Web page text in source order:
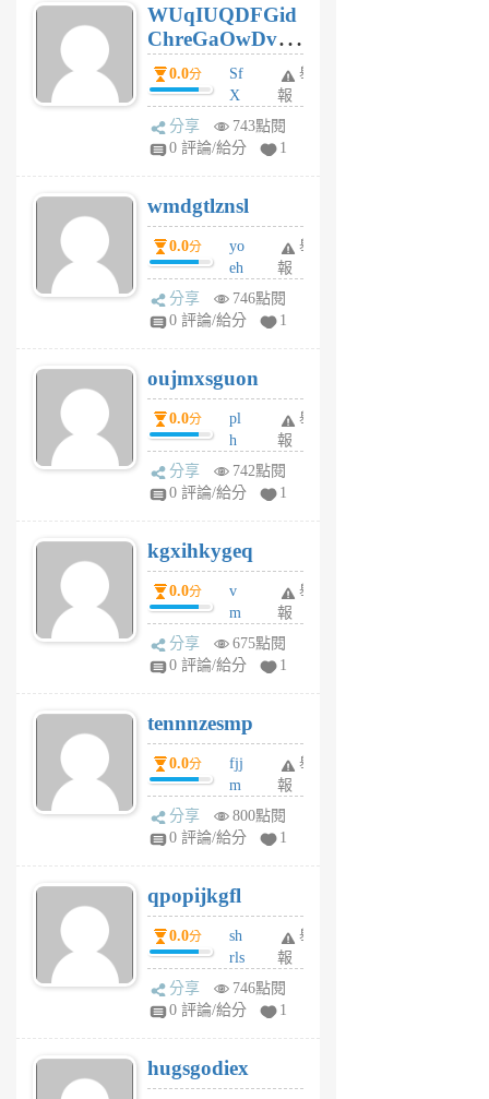
個
月
前
WUqIUQDFGid
ChreGaOwDv
dY0.0分
Sf
X
Pe
Jc
R
P
m
v
A
V
個
月
前
舉
報
分享
743點閱
0 評論/給分
1
wmdgtlznsl
0.0分
yo
eh
ld
gy
個
月
前
舉
報
分享
746點閱
0 評論/給分
1
oujmxsguon
0.0分
pl
h
wi
w
6
個
月
前
舉
報
分享
742點閱
0 評論/給分
1
kgxihkygeq
0.0分
v
m
sg
sr
6
個
月
前
舉
報
分享
675點閱
0 評論/給分
1
tennnzesmp
0.0分
fjj
m
w
rs
6
個
月
前
舉
報
分享
800點閱
0 評論/給分
1
qpopijkgfl
0.0分
sh
rls
k
m
6
個
舉
報
分享
746點閱
0 評論/給分
1
hugsgodiex